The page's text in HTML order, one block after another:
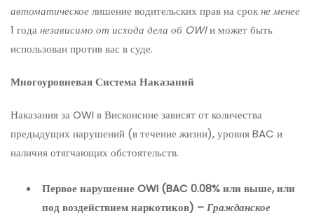
автоматическоелишение водительских прав на срокне менее
1 годанезависимо от исхода дела об OWIи может быть
использован против вас в суде.
Многоуровневая Система Наказаний
Наказания за OWI в Висконсине зависят от количества
предыдущих нарушений (в течение жизни), уровня BAC и
наличия отягчающих обстоятельств.
Первое нарушение OWI (BAC 0.08% или выше, или
под воздействием наркотиков) –Гражданское